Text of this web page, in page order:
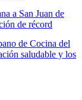
a San Juan de
de récord
de Cocina del
saludable y los